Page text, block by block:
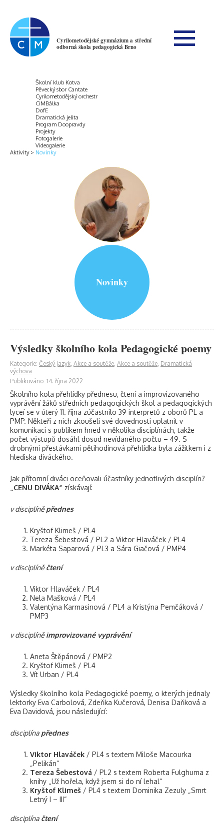
Cyrilometodějské gymnázium a střední
odborná škola pedagogická Brno
Aktivity
Školní klub Kotva
Pěvecký sbor Cantate
Cyrilometodějský orchestr
CiMBálka
DofE
Dramatická jelita
Program Doopravdy
Projekty
Fotogalerie
Videogalerie
Novinky
Novinky
Výsledky školního kola Pedagogické poemy
Kategorie: Český jazyk, Akce a soutěže, Akce a soutěže, Dramatická
výchova
Publikováno: 14. října 2022
Školního kola přehlídky přednesu, čtení a improvizovaného
vyprávění žáků středních pedagogických škol a pedagogických
lyceí se v úterý 11. října zúčastnilo 39 interpretů z oborů PL a
PMP. Někteří z nich zkoušeli své dovednosti uplatnit v
komunikaci s publikem hned v několika disciplínách, takže
počet výstupů dosáhl dosud nevídaného počtu – 49. S
drobnými přestávkami pětihodinová přehlídka byla zážitkem i z
hlediska diváckého.
Jak přítomní diváci oceňovali účastníky jednotlivých disciplín?
„CENU DIVÁKA“ získávají:
v disciplíněpřednes
Kryštof Klimeš / PL4
Tereza Šebestová / PL2 a Viktor Hlaváček / PL4
Markéta Saparová / PL3 a Sára Giačová / PMP4
v disciplíněčtení
Viktor Hlaváček / PL4
Nela Mašková / PL4
Valentýna Karmasinová / PL4 a Kristýna Pemčáková /
PMP3
v disciplíněimprovizované vyprávění
Aneta Štěpánová / PMP2
Kryštof Klimeš / PL4
Vít Urban / PL4
Výsledky školního kola Pedagogické poemy, o kterých jednaly
lektorky Eva Carbolová, Zdeňka Kučerová, Denisa Daňková a
Eva Davidová, jsou následující:
disciplína přednes
Viktor Hlaváček / PL4 s textem Miloše Macourka
„Pelikán“
Tereza Šebestová / PL2 s textem Roberta Fulghuma z
knihy „Už hořela, když jsem si do ní lehal“
Kryštof Klimeš / PL4 s textem Dominika Zezuly „Smrt
Letný I – III“
disciplína čtení